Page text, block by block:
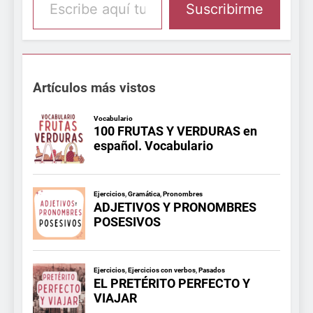
Suscribirme
Artículos más vistos